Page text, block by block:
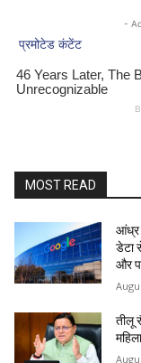
-
MOST READ
आंध्र
डेटा
और
तीलू